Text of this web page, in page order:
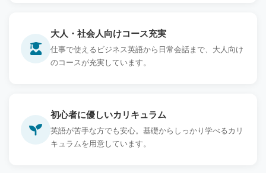
大人・社会人向けコース充実
仕事で使えるビジネス英語から日常会話まで、大人向け
のコースが充実しています。
初心者に優しいカリキュラム
英語が苦手な方でも安心。基礎からしっかり学べるカリ
キュラムを用意しています。